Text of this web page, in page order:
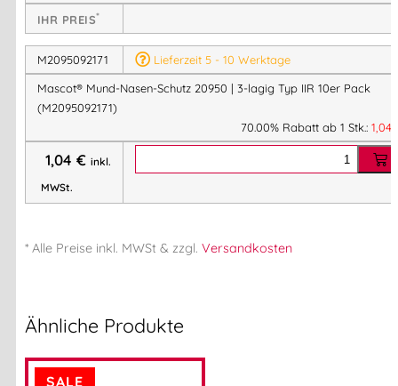
Schutz vor Einatmen und Verbreitung von Keimen
Geprüfte Sicherheit
Zertifiziert nach
Geeignet als medizinisch-chirurgische Maske
Angenehm zu tragen
Hautfreundliche Materialien
Einwegmaske
IHR PREIS*
M2095092171
Lieferzeit 5 - 10 Werktage
Mascot® Mund-Nasen-Schutz 20950 | 3-lagig Typ IIR 10er Pack
(M2095092171)
70.00% Rabatt ab 1 Stk.: 1,04
1,04 € inkl.
MWSt.
* Alle Preise inkl. MWSt & zzgl. Versandkosten
Ähnliche Produkte
SALE